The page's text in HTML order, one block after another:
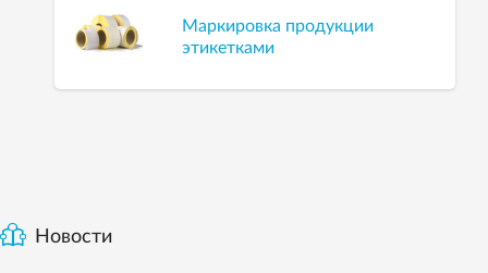
Маркировка продукции
этикетками
Новости